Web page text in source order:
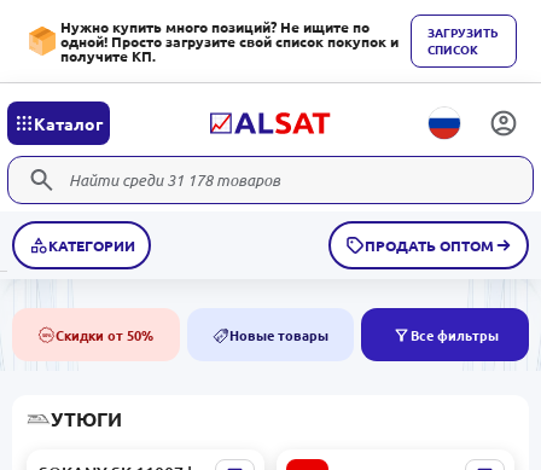
Нужно купить много позиций? Не ищите по
одной! Просто загрузите свой список покупок и
получите КП.
ЗАГРУЗИТЬ
СПИСОК
Каталог
КАТЕГОРИИ ПРОДАТЬ ОПТОМ
50% Скидки от 50% NEW Новые товары Все фильтры
УТЮГИ